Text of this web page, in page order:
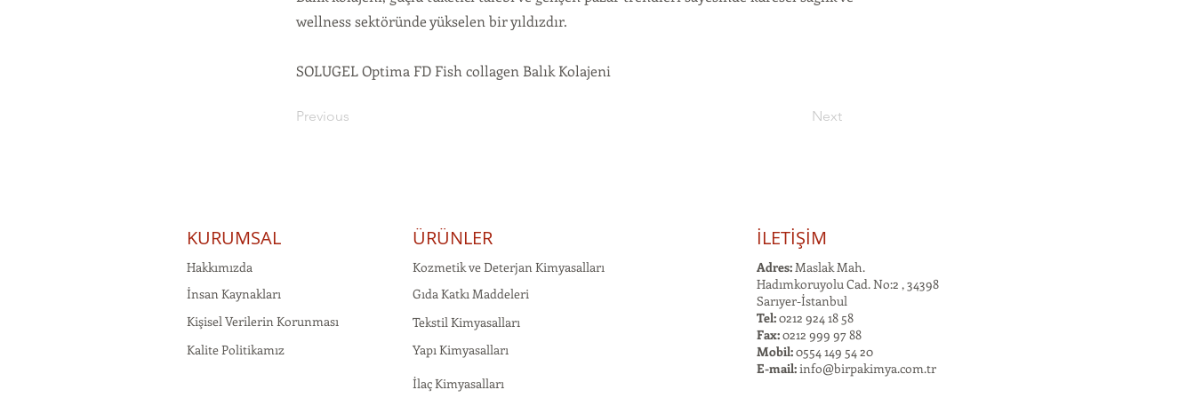
wellness sektöründe yükselen bir yıldızdır.
SOLUGEL Optima FD Fish collagen Balık Kolajeni
Previous Next
KURUMSAL
Hakkımızda
İnsan Kaynakları
Kişisel Verilerin Korunması
Kalite Politikamız
ÜRÜNLER
Kozmetik ve Deterjan Kimyasalları
Gıda Katkı Maddeleri
Tekstil Kimyasalları
Yapı Kimyasalları
İlaç Kimyasalları
İLETİŞİM
Adres:Maslak Mah.
Hadımkoruyolu Cad. No:2 , 34398
Sarıyer-İstanbul
Tel:0212 924 18 58
Fax:0212 999 97 88
Mobil:0554 149 54 20
E-mail:info@birpakimya.com.tr